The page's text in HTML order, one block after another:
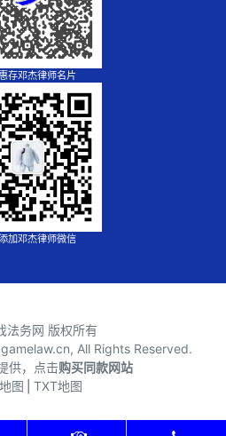
存邓杰律师名片
加邓杰律师微信
法务网 版权所有
All Rights Reserved.
供，点击购买同款网站
图 TXT地图